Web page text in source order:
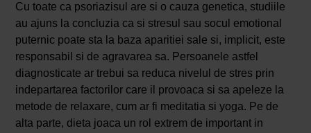
Cu toate ca psoriazisul are si o cauza genetica, studiile
au ajuns la concluzia ca si stresul sau socul emotional
puternic poate sta la baza aparitiei sale si, implicit, este
responsabil si de agravarea sa. Persoanele astfel
diagnosticate ar trebui sa reduca nivelul de stres prin
indepartarea factorilor care il provoaca si sa apeleze la
metode de relaxare, cum ar fi meditatia si yoga. Pe de
alta parte, dieta joaca un rol extrem de important in